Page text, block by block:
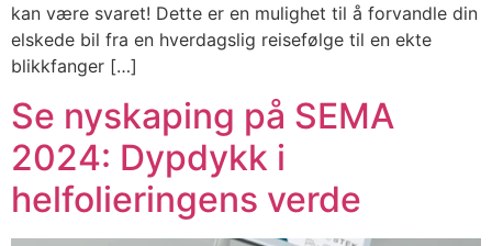
kan være svaret! Dette er en mulighet til å forvandle din
elskede bil fra en hverdagslig reisefølge til en ekte
blikkfanger […]
Se nyskaping på SEMA
2024: Dypdykk i
helfolieringens verde